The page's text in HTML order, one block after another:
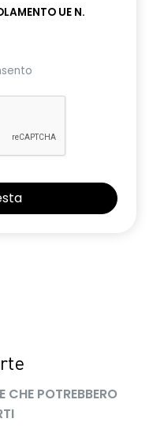
UE N.
CHE POTREBBERO